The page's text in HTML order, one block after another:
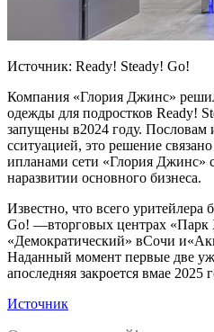
Источник: Ready! Steady! Go!
Компания «Глория Джинс»
одежды для подростков Ready!
запущены в2024 году. Пословам
сситуацией, это решение
ипланами сети «Глория Джинс»
наразвитии основного бизнеса.
Известно, что всего уритейлера
Go! —вторговых центрах «Парк
«Демократический» вСочи
Наданный момент первые две
апоследняя закроется вмае 2025
Источник